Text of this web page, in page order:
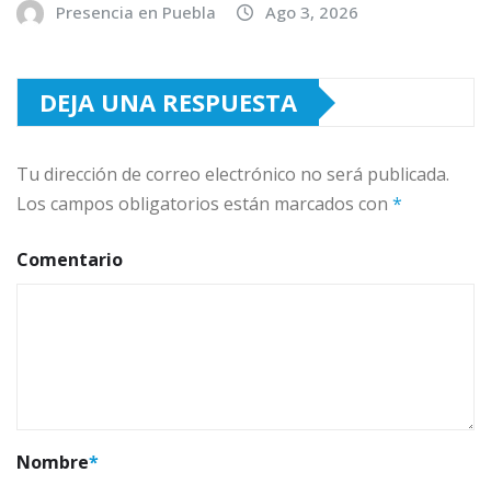
Presencia en Puebla Ago 3, 2026
DEJA UNA RESPUESTA
Tu dirección de correo electrónico no será publicada.
Los campos obligatorios están marcados con *
Comentario
Nombre*